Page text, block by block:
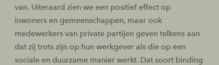
van. Uiteraard zien we een positief effect op
inwoners en gemeenschappen, maar ook
medewerkers van private partijen geven telkens aan
dat zij trots zijn op hun werkgever als die op een
sociale en duurzame manier werkt. Dat soort binding